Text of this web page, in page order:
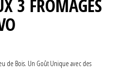
3 FROMAGES
de Bois. Un Goût Unique avec des